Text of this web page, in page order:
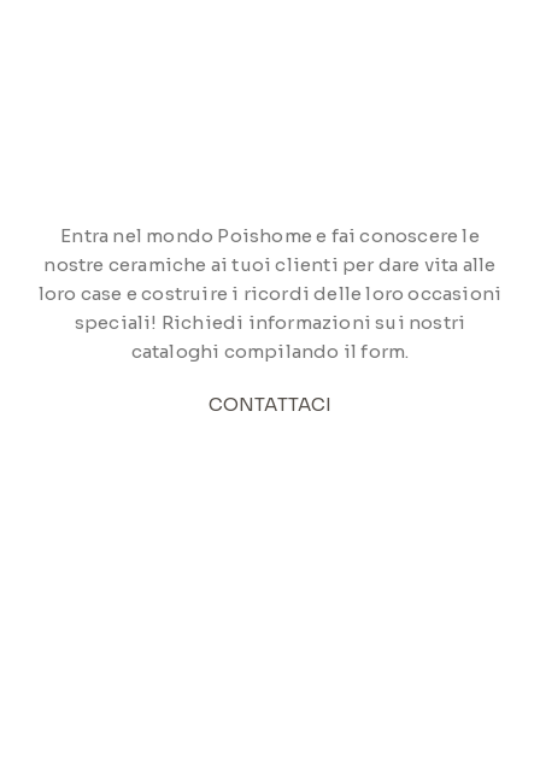
Entra nel mondo Poishome e fai conoscere le
nostre ceramiche ai tuoi clienti per dare vita alle
loro case e costruire i ricordi delle loro occasioni
speciali! Richiedi informazioni sui nostri
cataloghi compilando il form.
CONTATTACI